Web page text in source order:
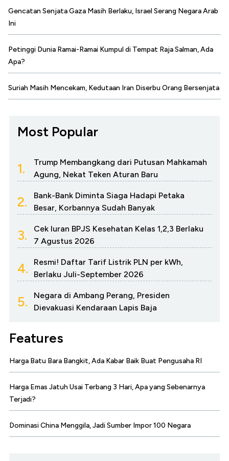
Gencatan Senjata Gaza Masih Berlaku, Israel Serang Negara Arab
Ini
Petinggi Dunia Ramai-Ramai Kumpul di Tempat Raja Salman, Ada
Apa?
Suriah Masih Mencekam, Kedutaan Iran Diserbu Orang Bersenjata
Most Popular
1.
Trump Membangkang dari Putusan Mahkamah
Agung, Nekat Teken Aturan Baru
2.
Bank-Bank Diminta Siaga Hadapi Petaka
Besar, Korbannya Sudah Banyak
3.
Cek Iuran BPJS Kesehatan Kelas 1,2,3 Berlaku
7 Agustus 2026
4.
Resmi! Daftar Tarif Listrik PLN per kWh,
Berlaku Juli-September 2026
5.
Negara di Ambang Perang, Presiden
Dievakuasi Kendaraan Lapis Baja
Features
Harga Batu Bara Bangkit, Ada Kabar Baik Buat Pengusaha RI
Harga Emas Jatuh Usai Terbang 3 Hari, Apa yang Sebenarnya
Terjadi?
Dominasi China Menggila, Jadi Sumber Impor 100 Negara